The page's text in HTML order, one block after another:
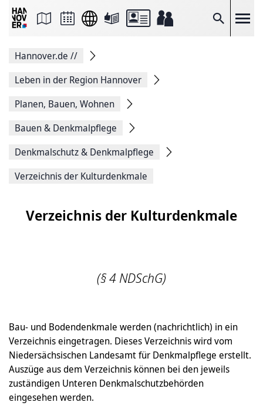
Suche
Seite
Facebook
teilen
Seitenlink
Seite
Hannover.de //
Leben in der Region Hannover
Planen, Bauen, Wohnen
Bauen & Denkmalpflege
Denkmalschutz & Denkmalpflege
Verzeichnis der Kulturdenkmale
Verzeichnis der Kulturdenkmale
(§ 4 NDSchG)
Bau- und Bodendenkmale werden (nachrichtlich) in ein
Verzeichnis eingetragen. Dieses Verzeichnis wird vom
Niedersächsischen Landesamt für Denkmalpflege erstellt.
Auszüge aus dem Verzeichnis können bei den jeweils
zuständigen Unteren Denkmalschutzbehörden
eingesehen werden.